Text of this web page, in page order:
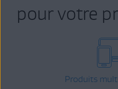
pour votre
Produits